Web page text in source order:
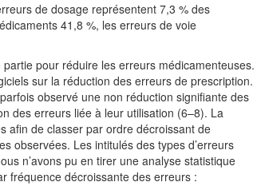
de dosage représentent 7,3 % des
41,8 %, les erreurs de voie
pour réduire les erreurs médicamenteuses.
sur la réduction des erreurs de prescription.
observé une non réduction signifiante des
des erreurs liée à leur utilisation (6–8). La
afin de classer par ordre décroissant de
observées. Les intitulés des types d’erreurs
n’avons pu en tirer une analyse statistique
fréquence décroissante des erreurs :